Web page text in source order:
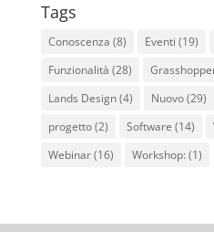
Tags
Conoscenza (8) Eventi (19)
Funzionalità (28)
Lands Design(4) Nuovo(29)
progetto(2) Software (14)
Webinar(16) Workshop: (1)